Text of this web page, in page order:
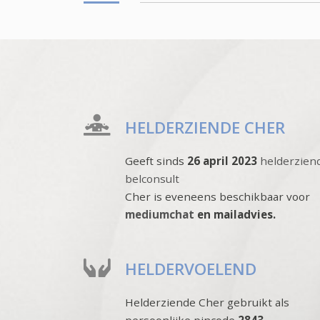
HELDERZIENDE CHER
Geeft sinds 26 april 2023
belconsult
Cher is eveneens beschikbaar voor
mediumchat en mailadvies.
HELDERVOELEND
Helderziende Cher gebruikt als